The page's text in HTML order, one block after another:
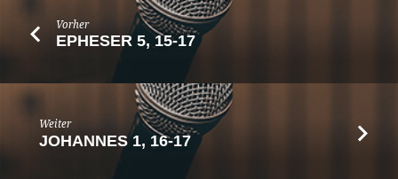
Vorher
EPHESER 5, 15-17
Weiter
JOHANNES 1, 16-17